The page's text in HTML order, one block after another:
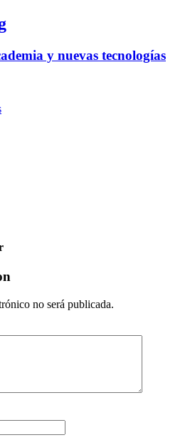
y nuevas tecnologías
no será publicada.